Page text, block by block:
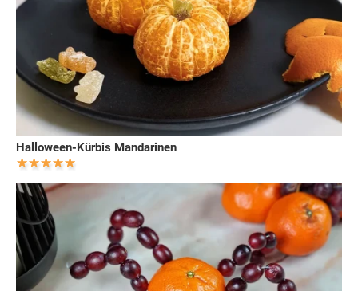
Halloween-Kürbis Mandarinen